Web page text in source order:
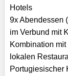
Hotels
9x Abendessen
im Verbund mit
Kombination
lokalen
Portugiesischer